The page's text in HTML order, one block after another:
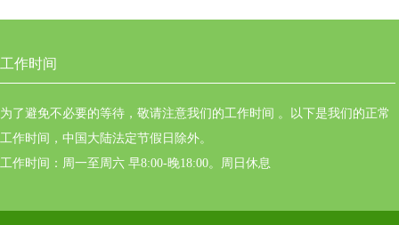
工作时间
为了避免不必要的等待，敬请注意我们的工作时间 。以下是我们的正常
工作时间，中国大陆法定节假日除外。
工作时间：周一至周六 早8:00-晚18:00。周日休息